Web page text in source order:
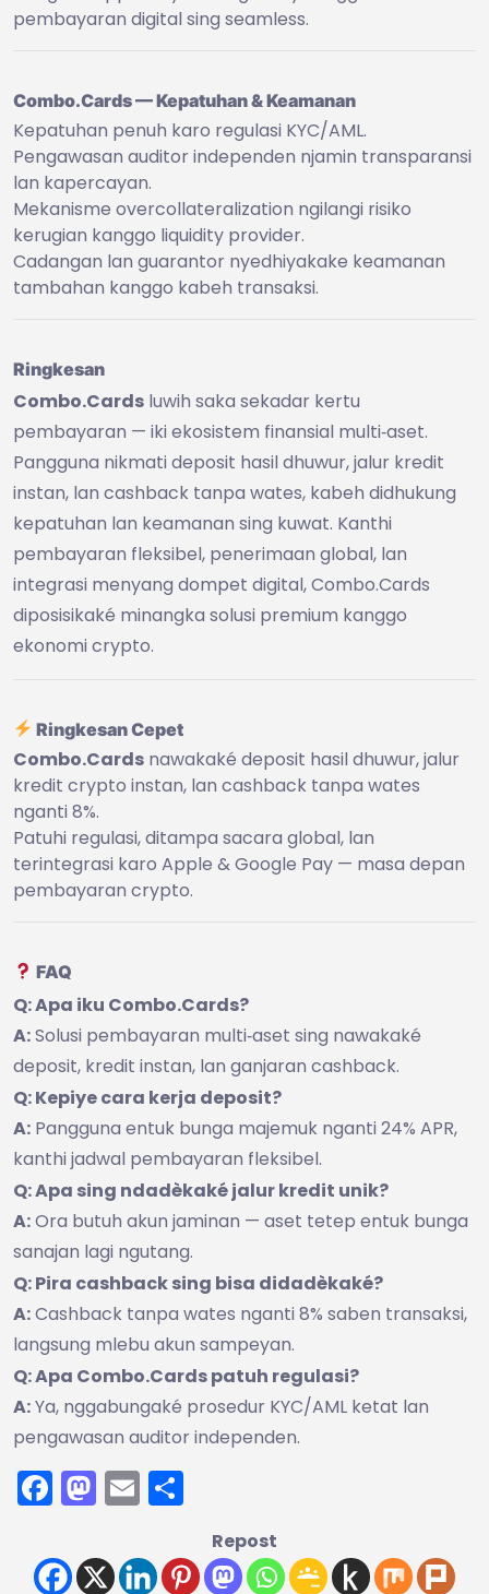
pembayaran digital sing seamless.
Combo.Cards — Kepatuhan & Keamanan
Kepatuhan penuh karo regulasi KYC/AML.
Pengawasan auditor independen njamin transparansi
lan kapercayan.
Mekanisme overcollateralization ngilangi risiko
kerugian kanggo liquidity provider.
Cadangan lan guarantor nyedhiyakake keamanan
tambahan kanggo kabeh transaksi.
Ringkesan
Combo.Cards luwih saka sekadar kertu
pembayaran — iki ekosistem finansial multi‑aset.
Pangguna nikmati deposit hasil dhuwur, jalur kredit
instan, lan cashback tanpa wates, kabeh didhukung
kepatuhan lan keamanan sing kuwat. Kanthi
pembayaran fleksibel, penerimaan global, lan
integrasi menyang dompet digital, Combo.Cards
diposisikaké minangka solusi premium kanggo
ekonomi crypto.
Ringkesan Cepet
Combo.Cards nawakaké deposit hasil dhuwur, jalur
kredit crypto instan, lan cashback tanpa wates
nganti 8%.
Patuhi regulasi, ditampa sacara global, lan
terintegrasi karo Apple & Google Pay — masa depan
pembayaran crypto.
FAQ
Q: Apa iku Combo.Cards?
A:Solusi pembayaran multi‑aset sing nawakaké
deposit, kredit instan, lan ganjaran cashback.
Q: Kepiye cara kerja deposit?
A: Pangguna entuk bunga majemuk nganti 24% APR,
kanthi jadwal pembayaran fleksibel.
Q: Apa sing ndadèkaké jalur kredit unik?
A:Ora butuh akun jaminan — aset tetep entuk bunga
sanajan lagi ngutang.
Q: Pira cashback sing bisa didadèkaké?
A:Cashback tanpa wates nganti 8% saben transaksi,
langsung mlebu akun sampeyan.
Q: Apa Combo.Cards patuh regulasi?
A:Ya, nggabungaké prosedur KYC/AML ketat lan
pengawasan auditor independen.
Facebook
Mastodon
Email
Repost